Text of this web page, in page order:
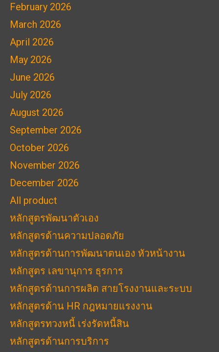
February 2026
March 2026
April 2026
May 2026
June 2026
July 2026
August 2026
September 2026
October 2026
November 2026
December 2026
All product
หลักสูตรพัฒนาตัวเอง
หลักสูตรด้านความปลอดภัย
หลักสูตรด้านการพัฒนาตนเอง หัวหน้างาน
หลักสูตร เลขานุการ ธุรการ
หลักสูตรด้านการผลิต สายโรงงานและระบบ
หลักสูตรด้าน HR กฎหมายแรงงาน
หลักสูตรทวงหนี้ เร่งรัดหนี้สิน
หลักสูตรด้านการบริการ